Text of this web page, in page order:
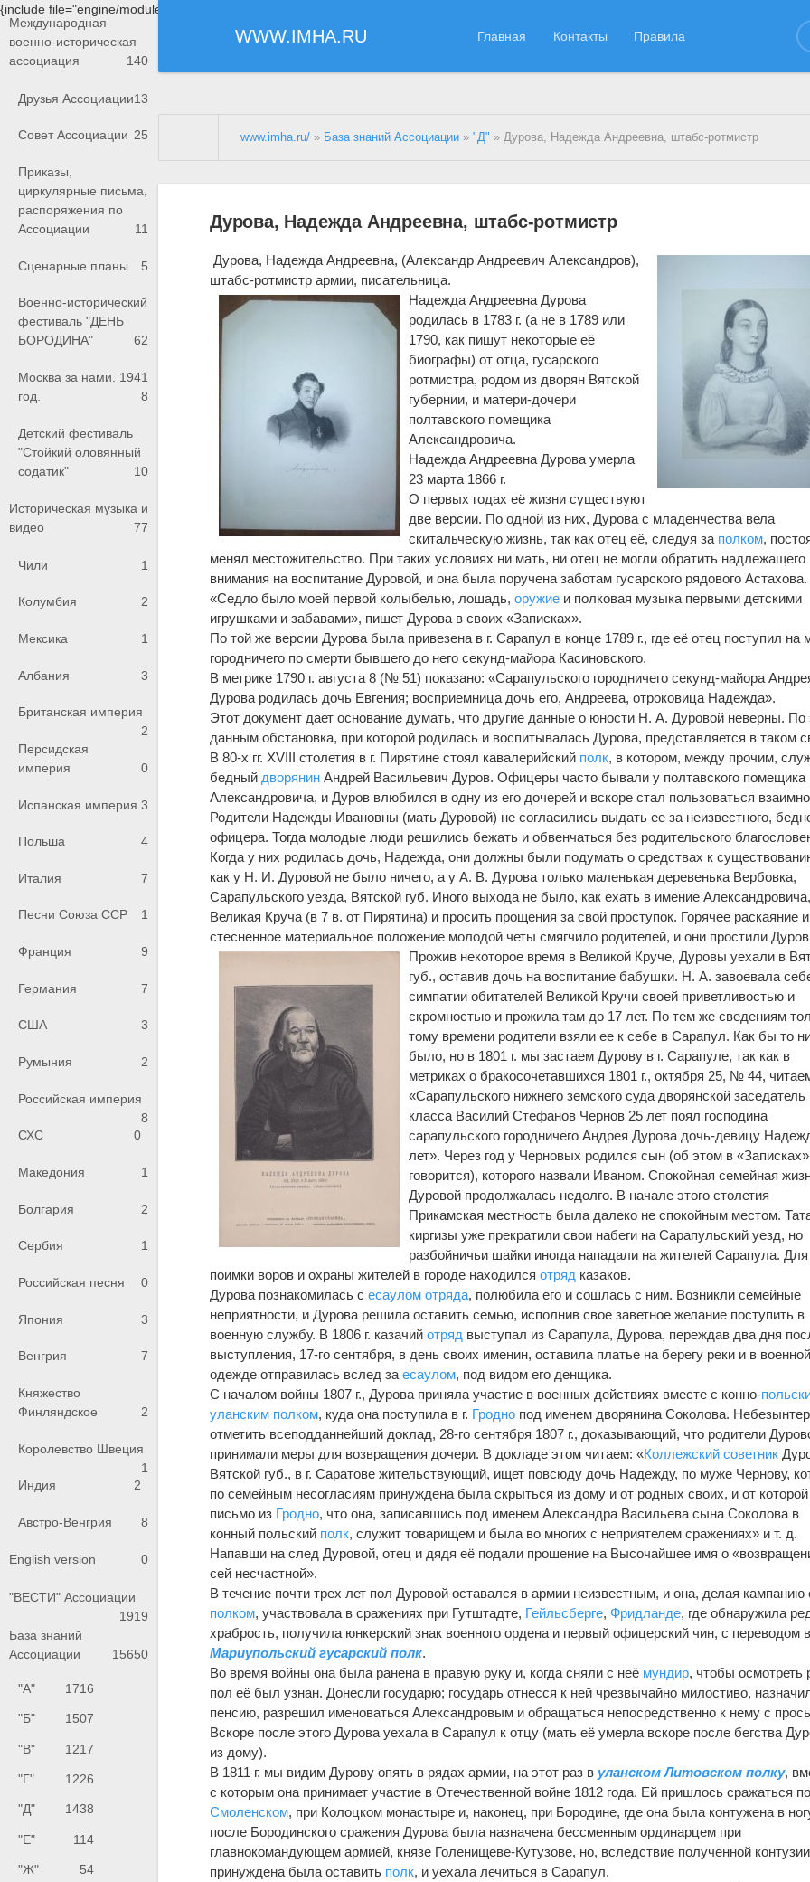
{include file="engine/modules/saperu/head.php"}
WWW.IMHA.RU Главная Контакты Правила
Международная
военно-историческая
ассоциация
140
Друзья Ассоциации13
Совет Ассоциации 25
Приказы,
циркулярные письма,
распоряжения по
Ассоциации
11
Сценарные планы 5
Военно-исторический
фестиваль "ДЕНЬ
БОРОДИНА"
62
Москва за нами. 1941
год.
8
Детский фестиваль
"Стойкий оловянный
содатик"
10
Историческая музыка и
видео
77
Чили 1
Колумбия 2
Мексика 1
Албания 3
Британская империя
2
Персидская
империя
0
Испанская империя 3
Польша 4
Италия 7
Песни Союза ССР 1
Франция 9
Германия 7
США 3
Румыния 2
Российская империя
8
СХС
0
Македония 1
Болгария 2
Сербия 1
Российская песня 0
Япония 3
Венгрия 7
Княжество
Финляндское
2
Королевство Швеция
1
Индия
2
Австро-Венгрия 8
English version 0
"ВЕСТИ" Ассоциации
1919
База знаний
Ассоциации
15650
"А" 1716
"Б" 1507
"В" 1217
"Г" 1226
"Д" 1438
"Е" 114
"Ж" 54
www.imha.ru/ » База знаний Ассоциации »"Д" » Дурова, Надежда Андреевна, штабс-ротмистр
Дурова, Надежда Андреевна, штабс-ротмистр
Дурова, Надежда Андреевна, (Александр Андреевич Александров),
штабс-ротмистр армии, писательница.
Надежда Андреевна Дурова
родилась в 1783 г. (а не в 1789 или
1790, как пишут некоторые её
биографы) от отца, гусарского
ротмистра, родом из дворян Вятской
губернии, и матери-дочери
полтавского помещика
Александровича.
Надежда Андреевна Дурова умерла
23 марта 1866 г.
О первых годах её жизни существуют
две версии. По одной из них, Дурова с младенчества вела
скитальческую жизнь, так как отец её, следуя за полком,
менял местожительство. При таких условиях ни мать, ни отец не могли обратить надлежащего
внимания на воспитание Дуровой, и она была поручена заботам гусарского рядового Астахова.
«Седло было моей первой колыбелью, лошадь,оружие и полковая музыка первыми детскими
игрушками и забавами», пишет Дурова в своих «Записках».
По той же версии Дурова была привезена в г. Сарапул в конце 1789 г., где её отец поступил на
городничего по смерти бывшего до него секунд-майора Касиновского.
В метрике 1790 г. августа 8 (№ 51) показано: «Сарапульского городничего секунд-майора
Дурова родилась дочь Евгения; восприемница дочь его, Андреева, отроковица Надежда».
Этот документ дает основание думать, что другие данные о юности Н. А. Дуровой неверны. По
данным обстановка, при которой родилась и воспитывалась Дурова, представляется в таком
В 80-х гг. XVIII столетия в г. Пирятине стоял кавалерийский полк, в котором, между прочим,
бедный дворянин Андрей Васильевич Дуров. Офицеры часто бывали у полтавского помещика
Александровича, и Дуров влюбился в одну из его дочерей и вскоре стал пользоваться
Родители Надежды Ивановны (мать Дуровой) не согласились выдать ее за неизвестного,
офицера. Тогда молодые люди решились бежать и обвенчаться без родительского
Когда у них родилась дочь, Надежда, они должны были подумать о средствах к
как у Н. И. Дуровой не было ничего, а у А. В. Дурова только маленькая деревенька Вербовка,
Сарапульского уезда, Вятской губ. Иного выхода не было, как ехать в имение
Великая Круча (в 7 в. от Пирятина) и просить прощения за свой проступок. Горячее раскаяние и
стесненное материальное положение молодой четы смягчило родителей, и они простили
Прожив некоторое время в Великой Круче, Дуровы уехали в
губ., оставив дочь на воспитание бабушки. Н. А. завоевала
симпатии обитателей Великой Кручи своей приветливостью и
скромностью и прожила там до 17 лет. По тем же сведениям
тому времени родители взяли ее к себе в Сарапул. Как бы то
было, но в 1801 г. мы застаем Дурову в г. Сарапуле, так как в
метриках о бракосочетавшихся 1801 г., октября 25, № 44,
«Сарапульского нижнего земского суда дворянской заседатель
класса Василий Стефанов Чернов 25 лет поял господина
сарапульского городничего Андрея Дурова дочь-девицу
лет». Через год у Черновых родился сын (об этом в
говорится), которого назвали Иваном. Спокойная семейная
Дуровой продолжалась недолго. В начале этого столетия
Прикамская местность была далеко не спокойным местом.
киргизы уже прекратили свои набеги на Сарапульский уезд, но
разбойничьи шайки иногда нападали на жителей Сарапула. Для
поимки воров и охраны жителей в городе находилсяотряд казаков.
Дурова познакомилась сесаулом отряда, полюбила его и сошлась с ним. Возникли семейные
неприятности, и Дурова решила оставить семью, исполнив свое заветное желание поступить в
военную службу. В 1806 г. казачийотряд выступал из Сарапула, Дурова, переждав два дня
выступления, 17-го сентября, в день своих именин, оставила платье на берегу реки и в военной
одежде отправилась вслед заесаулом, под видом его денщика.
С началом войны 1807 г., Дурова приняла участие в военных действиях вместе с конно-
уланским полком, куда она поступила в г. Гродно под именем дворянина Соколова.
отметить всеподданнейший доклад, 28-го сентября 1807 г., доказывающий, что родители
принимали меры для возвращения дочери. В докладе этом читаем: «Коллежский советник
Вятской губ., в г. Саратове жительствующий, ищет повсюду дочь Надежду, по муже Чернову,
по семейным несогласиям принуждена была скрыться из дому и от родных своих, и от
письмо из Гродно, что она, записавшись под именем Александра Васильева сына Соколова в
конный польский полк, служит товарищем и была во многих с неприятелем сражениях» и т. д.
Напавши на след Дуровой, отец и дядя её подали прошение на Высочайшее имя о
сей несчастной».
В течение почти трех лет пол Дуровой оставался в армии неизвестным, и она, делая кампанию
полком, участвовала в сражениях при Гутштадте, Гейльсберге, Фридланде, где обнаружила
храбрость, получила юнкерский знак военного ордена и первый офицерский чин, с переводом в
Мариупольский гусарский полк.
Во время войны она была ранена в правую руку и, когда сняли с неё мундир, чтобы осмотреть
пол её был узнан. Донесли государю; государь отнесся к ней чрезвычайно милостиво,
пенсию, разрешил именоваться Александровым и обращаться непосредственно к нему с
Вскоре после этого Дурова уехала в Сарапул к отцу (мать её умерла вскоре после бегства
из дому).
В 1811 г. мы видим Дурову опять в рядах армии, на этот раз в уланском Литовском полку,
с которым она принимает участие в Отечественной войне 1812 года. Ей пришлось сражаться
Смоленском, при Колоцком монастыре и, наконец, при Бородине, где она была контужена в
после Бородинского сражения Дурова была назначена бессменным ординарцем при
главнокомандующем армией, князе Голенищеве-Кутузове, но, вследствие полученной
принуждена была оставить полк, и уехала лечиться в Сарапул.